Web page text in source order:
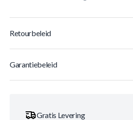
Retourbeleid
Garantiebeleid
Gratis Levering